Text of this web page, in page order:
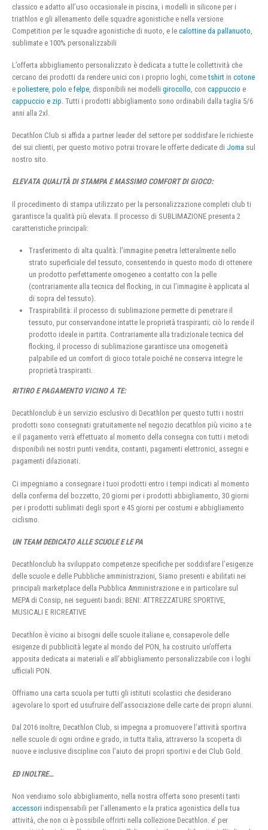
classico e adatto all’uso occasionale in piscina, i modelli in silicone per i
triathlon e gli allenamento delle squadre agonistiche e nella versione
Competition per le squadre agonistiche di nuoto, e le calottine da pallanuoto
sublimate e 100% personalizzabili
L’offerta abbigliamento personalizzato è dedicata a tutte le collettività che
cercano dei prodotti da rendere unici con i proprio loghi, cometshirt in cotone
e poliestere polo e felpe , disponibili nei modelli girocollo , con cappuccio e
cappuccio e zip . Tutti i prodotti abbigliamento sono ordinabili dalla taglia 5/6
anni alla 2xl.
Decathlon Club si affida a partner leader del settore per soddisfare le richieste
dei sui clienti, per questo motivo potrai trovare le offerte dedicate di Joma sul
nostro sito.
ELEVATA QUALITÀ DI STAMPA E MASSIMO COMFORT DI GIOCO:
Il procedimento di stampa utilizzato per la personalizzazione completi club ti
garantisce la qualità più elevata. Il processo di SUBLIMAZIONE presenta 2
caratteristiche principali:
Trasferimento di alta qualità: l’immagine penetra letteralmente nello
strato superficiale del tessuto, consentendo in questo modo di ottenere
un prodotto perfettamente omogeneo a contatto con la pelle
(contrariamente alla tecnica del flocking, in cui l’immagine è applicata al
di sopra del tessuto).
Traspirabilità: il processo di sublimazione permette di penetrare il
tessuto, pur conservandone intatte le proprietà traspiranti; ciò lo rende il
prodotto ideale in partita. Contrariamente alla tradizionale tecnica del
flocking, il processo di sublimazione garantisce una omogeneità
palpabile ed un comfort di gioco totale poiché ne conserva integre le
proprietà traspiranti.
RITIRO E PAGAMENTO VICINO A TE:
Decathlonclub è un servizio esclusivo di Decathlon per questo tutti i nostri
prodotti sono consegnati gratuitamente nel negozio decathlon più vicino a te
e il pagamento verrà effettuato al momento della consegna con tutti i metodi
disponibili nei nostri punti vendita, contanti, pagamenti elettronici, assegni e
pagamenti dilazionati.
Ci impegniamo a consegnare i tuoi prodotti entro i tempi indicati al momento
della conferma del bozzetto, 20 giorni per i prodotti abbigliamento, 30 giorni
per i prodotti sublimati degli sport e 45 giorni per costumi e abbigliamento
ciclismo.
UN TEAM DEDICATO ALLE SCUOLE E LE PA
Decathlonclub ha sviluppato competenze specifiche per soddisfare l’esigenze
delle scuole e delle Pubbliche amministrazioni, Siamo presenti e abilitati nei
principali marketplace della Pubblica Amministrazione e in particolare sul
MEPA di Consip, nei seguenti bandi: BENI: ATTREZZATURE SPORTIVE,
MUSICALI E RICREATIVE
Decathlon è vicino ai bisogni delle scuole italiane e, consapevole delle
esigenze di pubblicità legate al mondo del PON, ha costruito un’offerta
apposita dedicata ai materiali e all’abbigliamento personalizzabile con i loghi
ufficiali PON.
Offriamo una carta scuola per tutti gli istituti scolastici che desiderano
agevolare lo sport ed usufruire dell’associazione delle carte dei propri alunni.
Dal 2016 inoltre, Decathlon Club, si impegna a promuovere l’attività sportiva
nelle scuole di ogni ordine e grado, in tutta Italia, attraverso la scoperta di
nuove e inclusive discipline con l’aiuto dei propri sportivi e dei Club Gold.
ED INOLTRE…
Non vendiamo solo abbigliamento, nella nostra offerta sono presenti tanti
accessori indispensabili per l’allenamento e la pratica agonistica della tua
attività, che non ci è possibile offrirti nella collezione Decathlon. e’ per